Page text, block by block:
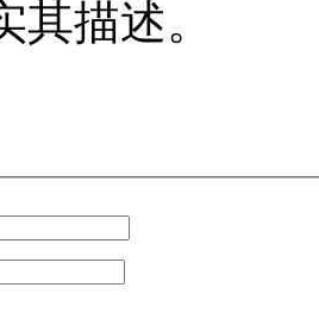
其描述。